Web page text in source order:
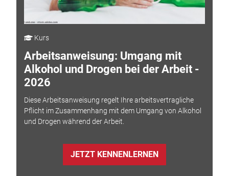
Kurs
Arbeitsanweisung: Umgang mit
Alkohol und Drogen bei der Arbeit -
2026
Diese Arbeitsanweisung regelt Ihre arbeitsvertragliche
Pflicht im Zusammenhang mit dem Umgang von Alkohol
und Drogen während der Arbeit.
JETZT KENNENLERNEN